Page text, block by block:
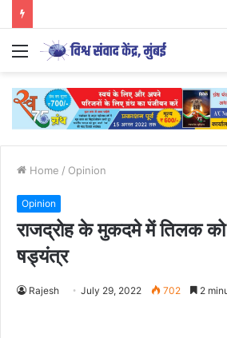
Menu
Home / Opinion
Opinion
राजद्रोह के मुकदमे में तिलक
षड्यंत्र
Rajesh July 29, 2022 702 2